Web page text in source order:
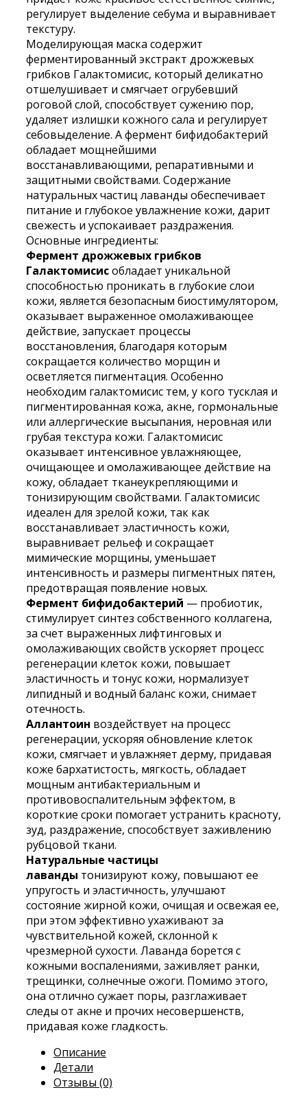
регулирует выделение себума и выравнивает
текстуру.
Моделирующая маска содержит
ферментированный экстракт дрожжевых
грибков Галактомисис, который деликатно
отшелушивает и смягчает огрубевший
роговой слой, способствует сужению пор,
удаляет излишки кожного сала и регулирует
себовыделение. А фермент бифидобактерий
обладает мощнейшими
восстанавливающими, репаративными и
защитными свойствами. Содержание
натуральных частиц лаванды обеспечивает
питание и глубокое увлажнение кожи, дарит
свежесть и успокаивает раздражения.
Основные ингредиенты:
Фермент дрожжевых грибков
Галактомисисобладает уникальной
способностью проникать в глубокие слои
кожи, является безопасным биостимулятором,
оказывает выраженное омолаживающее
действие, запускает процессы
восстановления, благодаря которым
сокращается количество морщин и
осветляется пигментация. Особенно
необходим галактомисис тем, у кого тусклая и
пигментированная кожа, акне, гормональные
или аллергические высыпания, неровная или
грубая текстура кожи. Галактомисис
оказывает интенсивное увлажняющее,
очищающее и омолаживающее действие на
кожу, обладает тканеукрепляющими и
тонизирующим свойствами. Галактомисис
идеален для зрелой кожи, так как
восстанавливает эластичность кожи,
выравнивает рельеф и сокращает
мимические морщины, уменьшает
интенсивность и размеры пигментных пятен,
предотвращая появление новых.
Фермент бифидобактерий — пробиотик,
стимулирует синтез собственного коллагена,
за счет выраженных лифтинговых и
омолаживающих свойств ускоряет процесс
регенерации клеток кожи, повышает
эластичность и тонус кожи, нормализует
липидный и водный баланс кожи, снимает
отечность.
Аллантоин воздействует на процесс
регенерации, ускоряя обновление клеток
кожи, смягчает и увлажняет дерму, придавая
коже бархатистость, мягкость, обладает
мощным антибактериальным и
противовоспалительным эффектом, в
короткие сроки помогает устранить красноту,
зуд, раздражение, способствует заживлению
рубцовой ткани.
Натуральные частицы
лаванды тонизируют кожу, повышают ее
упругость и эластичность, улучшают
состояние жирной кожи, очищая и освежая ее,
при этом эффективно ухаживают за
чувствительной кожей, склонной к
чрезмерной сухости. Лаванда борется с
кожными воспалениями, заживляет ранки,
трещинки, солнечные ожоги. Помимо этого,
она отлично сужает поры, разглаживает
следы от акне и прочих несовершенств,
придавая коже гладкость.
Описание
Детали
Отзывы (0)